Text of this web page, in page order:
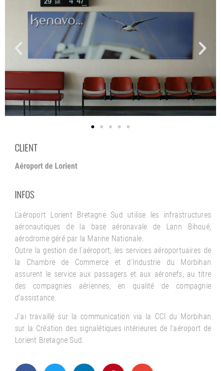
CLIENT
Aéroport de Lorient
INFOS
L’aéroport Lorient Bretagne Sud utilise les infrastructures
aéronautiques de la base aéronavale de Lann Bihoué,
aérodrome géré par la Marine Nationale.
Outre la gestion de l’aéroport, les services aéroportuaires de
la Chambre de Commerce et d’Industrie du Morbihan
assurent le service aux passagers et aux aéronefs, au titre
des compagnies aériennes, en qualité de compagnie
d’assistance.
J’ai travaillé sur la communication via la CCI du Morbihan
sur la Création des signalétiques intérieures de l’aéroport de
Lorient Bretagne Sud.